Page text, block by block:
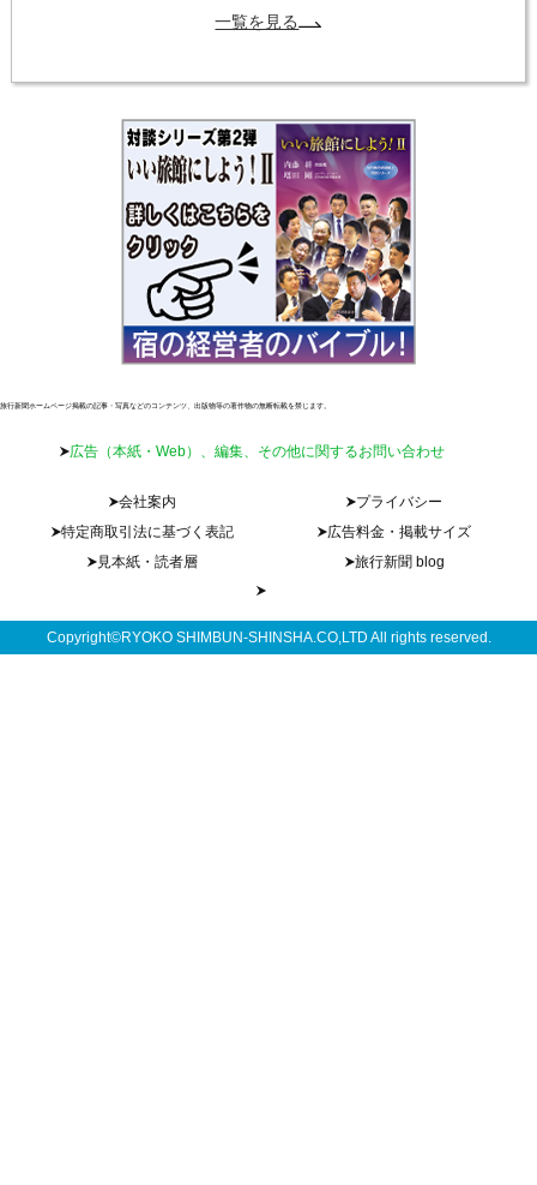
一覧を見る
旅行新聞ホームページ掲載の記事・写真などのコンテンツ、出版物等の著作物の無断転載を禁じます。
広告（本紙・Web）、編集、その他に関するお問い合わせ
会社案内
プライバシー
特定商取引法に基づく表記
広告料金・掲載サイズ
見本紙・読者層
旅行新聞 blog
Copyright©RYOKO SHIMBUN-SHINSHA.CO,LTD All rights reserved.